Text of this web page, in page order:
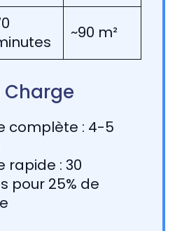
~90 m²
Charge
complète : 4-5
rapide : 30
pour 25% de